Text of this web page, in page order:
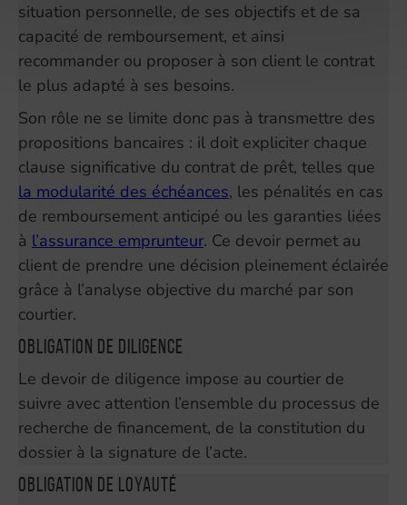
situation personnelle, de ses objectifs et de sa
capacité de remboursement, et ainsi
recommander ou proposer à son client le contrat
le plus adapté à ses besoins.
Son rôle ne se limite donc pas à transmettre des
propositions bancaires : il doit expliciter chaque
clause significative du contrat de prêt, telles que
la modularité des échéances, les pénalités en cas
de remboursement anticipé ou les garanties liées
à l’assurance emprunteur. Ce devoir permet au
client de prendre une décision pleinement éclairée
grâce à l’analyse objective du marché par son
courtier.
Obligation de diligence
Le devoir de diligence impose au courtier de
suivre avec attention l’ensemble du processus de
recherche de financement, de la constitution du
dossier à la signature de l’acte.
Obligation de loyauté